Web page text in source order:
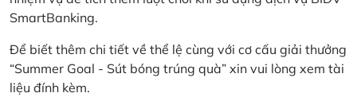
SmartBanking.
Để biết thêm chi tiết về thể lệ cùng với cơ cấu giải thưởng
“Summer Goal - Sút bóng trúng quà” xin vui lòng xem tài
liệu đính kèm.